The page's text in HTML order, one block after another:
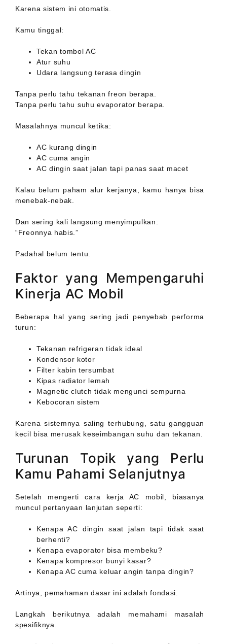
Karena sistem ini otomatis.
Kamu tinggal:
Tekan tombol AC
Atur suhu
Udara langsung terasa dingin
Tanpa perlu tahu tekanan freon berapa.
Tanpa perlu tahu suhu evaporator berapa.
Masalahnya muncul ketika:
AC kurang dingin
AC cuma angin
AC dingin saat jalan tapi panas saat macet
Kalau belum paham alur kerjanya, kamu hanya bisa
menebak-nebak.
Dan sering kali langsung menyimpulkan:
“Freonnya habis.”
Padahal belum tentu.
Faktor yang Mempengaruhi
Kinerja AC Mobil
Beberapa hal yang sering jadi penyebab performa
turun:
Tekanan refrigeran tidak ideal
Kondensor kotor
Filter kabin tersumbat
Kipas radiator lemah
Magnetic clutch tidak mengunci sempurna
Kebocoran sistem
Karena sistemnya saling terhubung, satu gangguan
kecil bisa merusak keseimbangan suhu dan tekanan.
Turunan Topik yang Perlu
Kamu Pahami Selanjutnya
Setelah mengerti cara kerja AC mobil, biasanya
muncul pertanyaan lanjutan seperti:
Kenapa AC dingin saat jalan tapi tidak saat
berhenti?
Kenapa evaporator bisa membeku?
Kenapa kompresor bunyi kasar?
Kenapa AC cuma keluar angin tanpa dingin?
Artinya, pemahaman dasar ini adalah fondasi.
Langkah berikutnya adalah memahami masalah
spesifiknya.